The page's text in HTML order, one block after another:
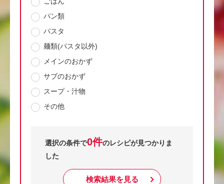
パン類
パスタ
麺類(パスタ以外)
メインのおかず
サブのおかず
スープ・汁物
その他
選択の条件で0件のレシピが見つかりま
した
検索結果を見る